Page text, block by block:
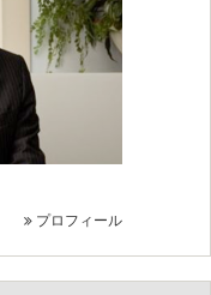
プロフィール